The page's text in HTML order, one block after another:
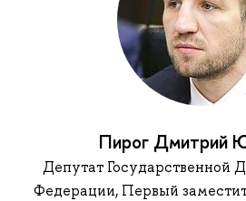
Пирог Дмитрий
Депутат Государственной
Федерации, Первый